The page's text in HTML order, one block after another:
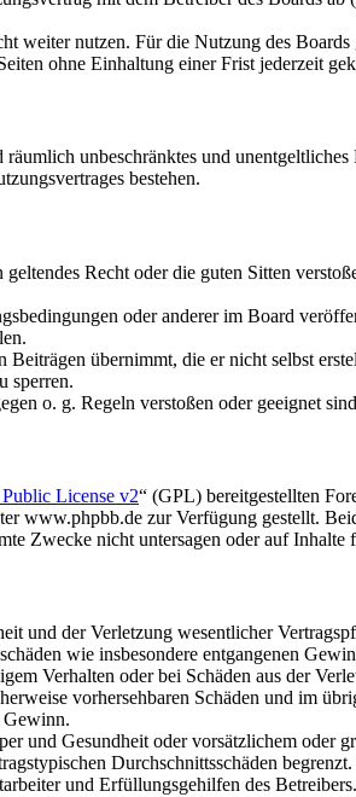
weiter nutzen. Für die Nutzung des
ohne Einhaltung einer Frist jederzeit
unbeschränktes und
bestehen.
Recht oder die guten Sitten
oder anderer im Board
übernimmt, die er nicht selbst
sperren.
o. g. Regeln verstoßen oder geeignet
License v2“ (GPL) bereitgestellten
www.phpbb.de zur Verfügung gestellt.
Zwecke nicht untersagen oder auf Inhalte
und der Verletzung wesentlicher
wie insbesondere entgangenen
Verhalten oder bei Schäden aus der
vorhersehbaren Schäden und im
Gewinn.
und Gesundheit oder vorsätzlichem oder
Durchschnittsschäden
und Erfüllungsgehilfen des Betreibers.